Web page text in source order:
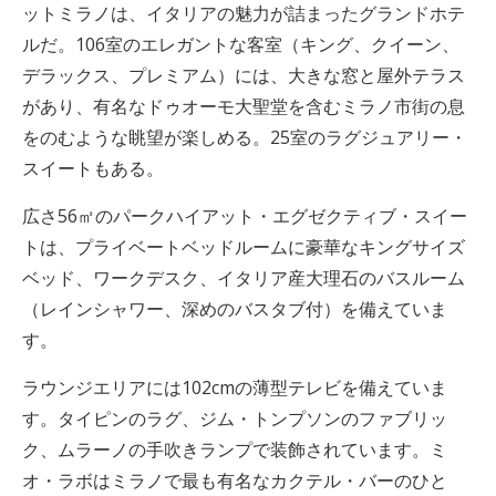
ットミラノは、イタリアの魅力が詰まったグランドホテ
ルだ。106室のエレガントな客室（キング、クイーン、
デラックス、プレミアム）には、大きな窓と屋外テラス
があり、有名なドゥオーモ大聖堂を含むミラノ市街の息
をのむような眺望が楽しめる。25室のラグジュアリー・
スイートもある。
広さ56㎡のパークハイアット・エグゼクティブ・スイー
トは、プライベートベッドルームに豪華なキングサイズ
ベッド、ワークデスク、イタリア産大理石のバスルーム
（レインシャワー、深めのバスタブ付）を備えていま
す。
ラウンジエリアには102cmの薄型テレビを備えていま
す。タイピンのラグ、ジム・トンプソンのファブリッ
ク、ムラーノの手吹きランプで装飾されています。ミ
オ・ラボはミラノで最も有名なカクテル・バーのひと